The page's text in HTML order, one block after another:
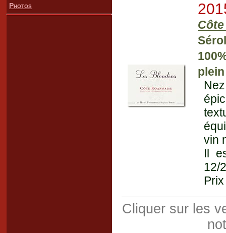
Photos
vin
Il
12/
Cliquer sur les